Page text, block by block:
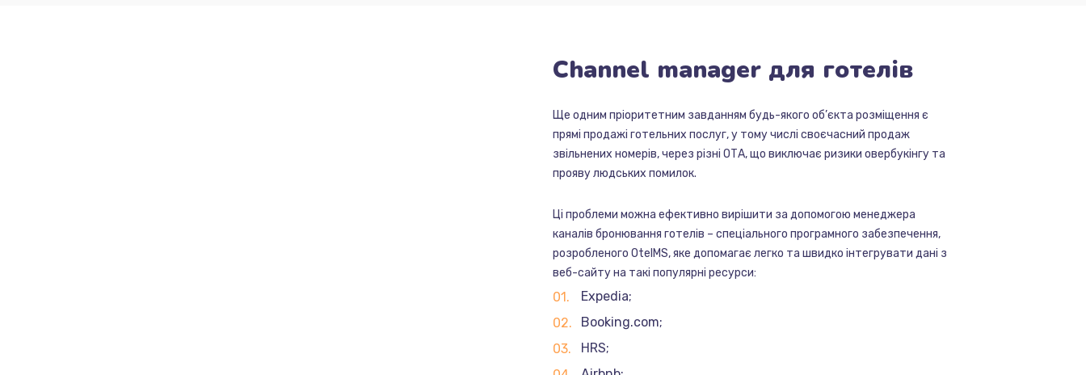
Channel manager для готелів
Ще одним пріоритетним завданням будь-якого об’єкта розміщення є
прямі продажі готельних послуг, у тому числі своєчасний продаж
звільнених номерів, через різні ОТА, що виключає ризики овербукінгу та
прояву людських помилок.
Ці проблеми можна ефективно вирішити за допомогою менеджера
каналів бронювання готелів – спеціального програмного забезпечення,
розробленого OtelMS, яке допомагає легко та швидко інтегрувати дані з
веб-сайту на такі популярні ресурси:
Expedia;
Booking.com;
HRS;